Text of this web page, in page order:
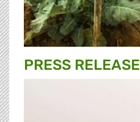
PRESS RELEASE